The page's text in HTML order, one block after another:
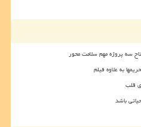
سه پروژه مهم سلامت محور
به علاوه فیلم
قلب
باشد